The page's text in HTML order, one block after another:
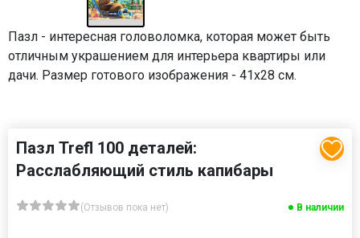
Пазл - интересная головоломка, которая может быть
отличным украшением для интерьера квартиры или
дачи. Размер готового изображения - 41х28 см.
Пазл Trefl 100 деталей:
Расслабляющий стиль капибары
(Отзывов пока нет) В наличии